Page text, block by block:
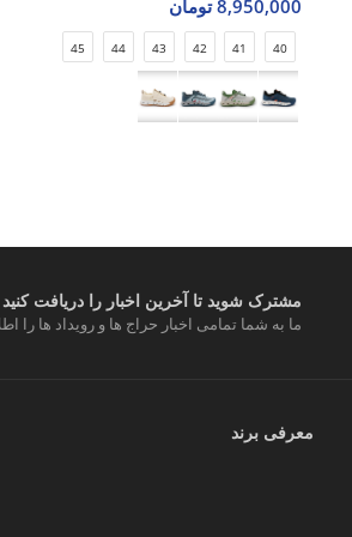
8,950,000 تومان
40
41
42
43
44
45
مشترک شوید تا آخرین اخبار را دریافت کنید
ما به شما تمامی اخبار حراج ها و رویداد ها را
معرفی برند